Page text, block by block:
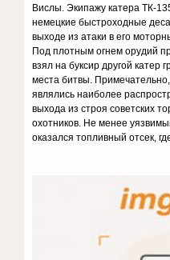
Вислы. Экипажу катера ТК-
немецкие быстроходные
выходе из атаки в его
Под плотным огнем орудий
взял на буксир другой катер
места битвы.
являлись наиболее
выхода из строя советских
охотников. Не менее
оказался топливный отсек,